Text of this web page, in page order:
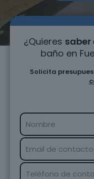
¿Quieres saber
baño en
Solicita